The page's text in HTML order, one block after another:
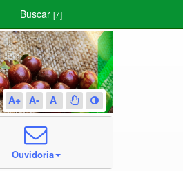
Buscar [7]
A+ A- A
Ouvidoria